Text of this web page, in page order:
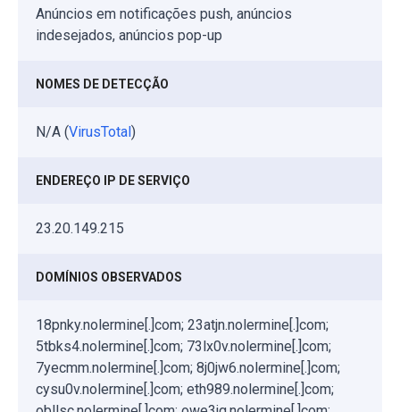
Anúncios em notificações push, anúncios
indesejados, anúncios pop-up
NOMES DE DETECÇÃO
N/A (VirusTotal )
ENDEREÇO IP DE SERVIÇO
23.20.149.215
DOMÍNIOS OBSERVADOS
18pnky.nolermine[.]com; 23atjn.nolermine[.]com;
5tbks4.nolermine[.]com; 73lx0v.nolermine[.]com;
7yecmm.nolermine[.]com; 8j0jw6.nolermine[.]com;
cysu0v.nolermine[.]com; eth989.nolermine[.]com;